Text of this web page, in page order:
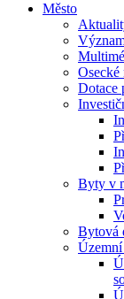
Město
Dotace
Byty v
Bytová
Územní